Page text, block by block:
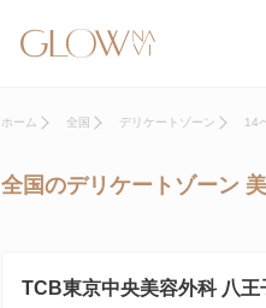
ホーム 全国 デリケートゾーン 14
全国のデリケートゾーン
TCB東京中央美容外科 八王